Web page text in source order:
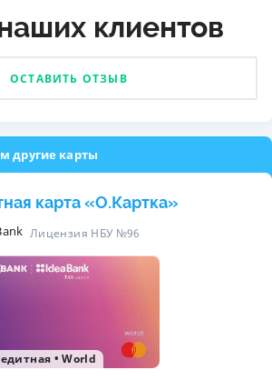
клиентов
ОСТАВИТЬ ОТЗЫВ
другие карты
карта «O.Картка»
Лицензия НБУ №96
•World